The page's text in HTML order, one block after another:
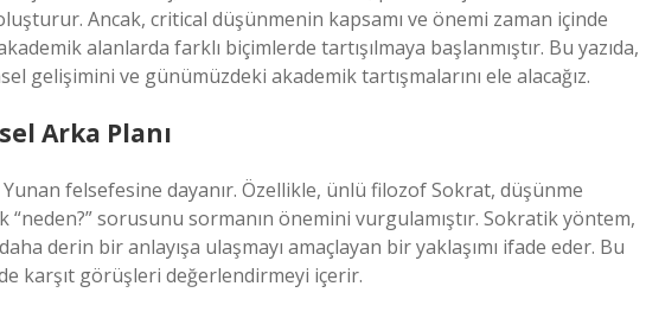
Ancak, critical düşünmenin kapsamı ve önemi zaman içinde
alanlarda farklı biçimlerde tartışılmaya başlanmıştır. Bu yazıda,
gelişimini ve günümüzdeki akademik tartışmalarını ele alacağız.
Arka Planı
felsefesine dayanır. Özellikle, ünlü filozof Sokrat, düşünme
sorusunu sormanın önemini vurgulamıştır. Sokratik yöntem,
derin bir anlayışa ulaşmayı amaçlayan bir yaklaşımı ifade eder. Bu
karşıt görüşleri değerlendirmeyi içerir.